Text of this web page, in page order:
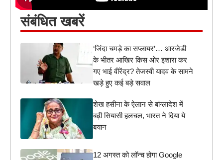
संबंधित खबरें
‘जिंदा चमड़े का सप्लायर’… आरजेडी
के भीतर आखिर किस ओर इशारा कर
गए भाई वीरेंद्र? तेजस्वी यादव के सामने
खड़े हुए कई बड़े सवाल
शेख हसीना के ऐलान से बांग्लादेश में
बढ़ी सियासी हलचल, भारत ने दिया ये
बयान
12 अगस्त को लॉन्च होगा Google